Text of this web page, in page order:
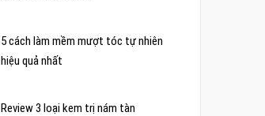
5 cách làm mềm mượt tóc tự nhiên
hiệu quả nhất
Review 3 loại kem trị nám tàn